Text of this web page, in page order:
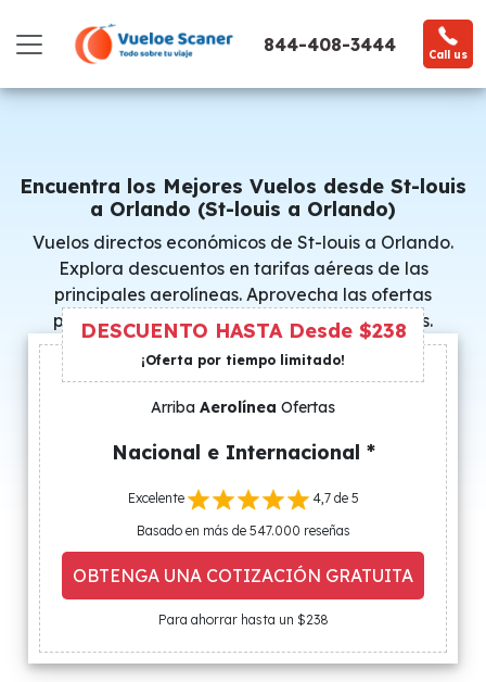
844-408-3444 Call us
Encuentra los Mejores Vuelos desde St-louis
a Orlando (St-louis a Orlando)
Vuelos directos económicos de St-louis a Orlando.
Explora descuentos en tarifas aéreas de las
principales aerolíneas. Aprovecha las ofertas
promocionales y consigue precios especiales.
DESCUENTO HASTA Desde $238
¡Oferta por tiempo limitado!
Arriba Aerolínea Ofertas
Nacional e Internacional *
Excelente
4,7 de 5
Basado en más de 547.000 reseñas
OBTENGA UNA COTIZACIÓN GRATUITA
Para ahorrar hasta un $238